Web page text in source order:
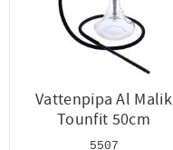
Vattenpipa Al Malik
Tounfit 50cm
5507